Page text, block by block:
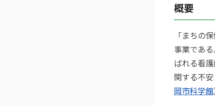
概要
「まちの
事業であ
ばれる看
関する不
岡市科学館